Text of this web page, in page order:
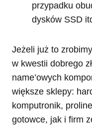
przypadku
dysków SSD
Jeżeli już to
w kwestii dobrego
name’owych
większe sklepy:
komputronik,
gotowce, jak i firm